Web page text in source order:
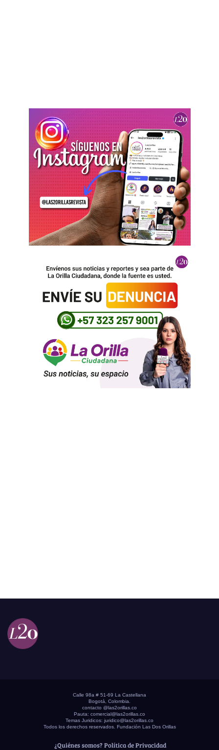
Calle 98a # 51-69 La Castellana
Bogotá, Colombia.
contacto @las2orillas.co
Pauta: comercial@las2orillas.co
Temas Juridicos: juridico@las2orillas.co
Todos los derechos reservados. Fundación Las Dos Orillas
¿Quiénes somos? Política de Privacidad